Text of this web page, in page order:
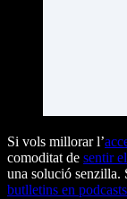
Si vols millorar l’
comoditat de sentir
una solució senzilla.
butlletins en podcasts